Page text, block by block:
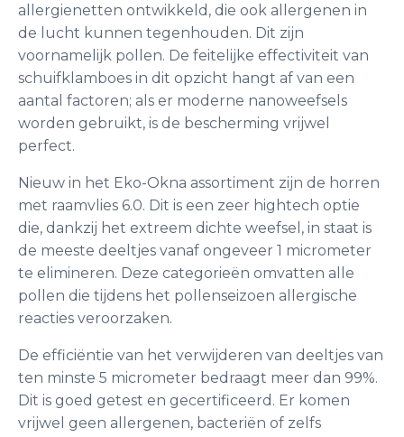
allergienetten ontwikkeld, die ook allergenen in
de lucht kunnen tegenhouden. Dit zijn
voornamelijk pollen. De feitelijke effectiviteit van
schuifklamboes in dit opzicht hangt af van een
aantal factoren; als er moderne nanoweefsels
worden gebruikt, is de bescherming vrijwel
perfect.
Nieuw in het Eko-Okna assortiment zijn de horren
met raamvlies 6.0. Dit is een zeer hightech optie
die, dankzij het extreem dichte weefsel, in staat is
de meeste deeltjes vanaf ongeveer 1 micrometer
te elimineren. Deze categorieën omvatten alle
pollen die tijdens het pollenseizoen allergische
reacties veroorzaken.
De efficiëntie van het verwijderen van deeltjes van
ten minste 5 micrometer bedraagt meer dan 99%.
Dit is goed getest en gecertificeerd. Er komen
vrijwel geen allergenen, bacteriën of zelfs